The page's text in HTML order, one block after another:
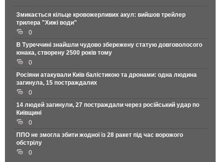
Змикається кільце кровожерливих акул: вийшов трейлер
трилера "Хижі води"
0
В Туреччині знайшли чудово збережену статую довговолосого
юнака, створену 2500 років тому
0
Росіяни атакували Київ балістикою та дронами: одна людина
загинула, 15 постраждалих
0
14 людей загинули, 27 постраждали через російський удар по
Київщині
0
ППО не змогла збити жодної із 28 ракет під час ворожого
обстрілу
0